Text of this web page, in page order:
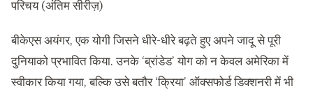
बीकेएस अयंगर, एक योगी जिसने धीरे-धीरे बढ़ते हुए अपने जादू से पूरी
दुनियाको प्रभावित किया. उनके ‘ब्रांडेड’ योग को न केवल अमेरिका में
स्वीकार किया गया, बल्क‍ि उसे बतौर ‘क्रिया’ ऑक्सफोर्ड डिक्शनरी में भी